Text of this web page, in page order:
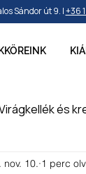
Sándor út 9. |+36
és
Ünnepek,
nov. 10. 1 perc